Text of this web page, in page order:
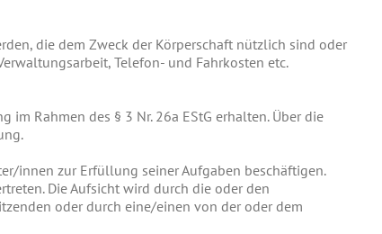
die dem Zweck der Körperschaft nützlich sind oder
Telefon- und Fahrkosten etc.
im Rahmen des § 3 Nr. 26a EStG erhalten. Über die
innen zur Erfüllung seiner Aufgaben beschäftigen.
Die Aufsicht wird durch die oder den
oder durch eine/einen von der oder dem